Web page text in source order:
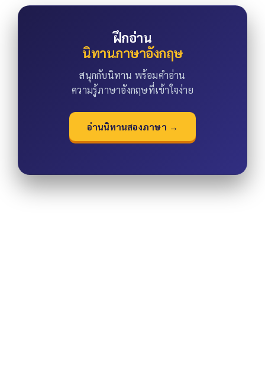
ฝึกอ่าน
นิทานภาษาอังกฤษ
สนุกกับนิทาน พร้อมคำอ่าน
ความรู้ภาษาอังกฤษที่เข้าใจง่าย
อ่านนิทานสองภาษา →